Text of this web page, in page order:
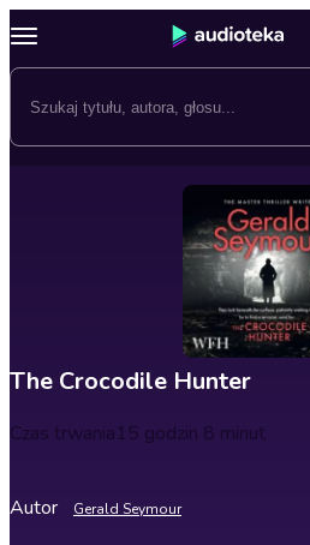
The Crocodile Hunter
Czas trwania15 godzin 8 minut
Autor Gerald Seymour